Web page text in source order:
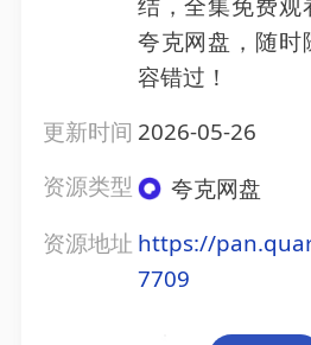
夸克网盘，随时
容错过！
更新时间 2026-05-26
资源类型
夸克网盘
资源地址 https://
7709